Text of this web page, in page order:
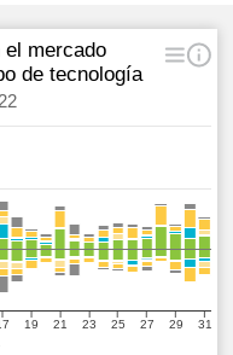
el mercado
de tecnología
19 21 23 25 27 29 31